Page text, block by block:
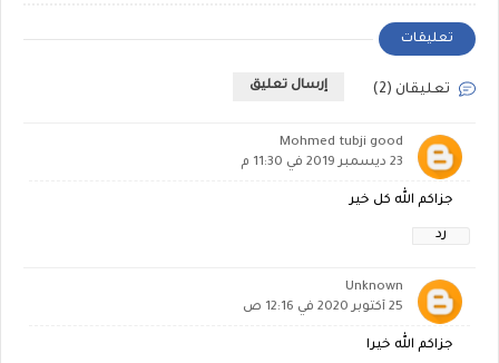
تعليقات
تعليقان (2) إرسال تعليق
Mohmed tubji good
23 ديسمبر 2019 في 11:30 م
جزاكم الله كل خير
رد
Unknown
25 أكتوبر 2020 في 12:16 ص
جزاكم الله خيرا